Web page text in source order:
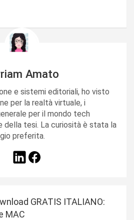
Amato
e sistemi editoriali, ho visto
per la realtà virtuale, i
per il mondo tech
della tesi. La curiosità è stata la
preferita.
GRATIS ITALIANO:
MAC